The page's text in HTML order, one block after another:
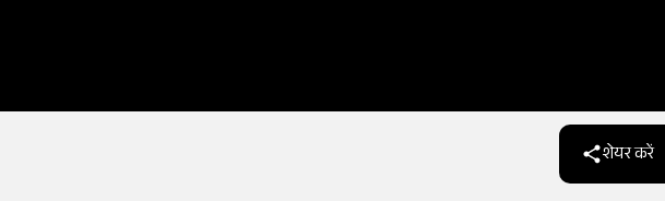
शेयर करें